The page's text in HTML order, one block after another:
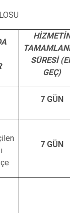
SÜRESİ
GEÇ)
7 GÜN
7 GÜN